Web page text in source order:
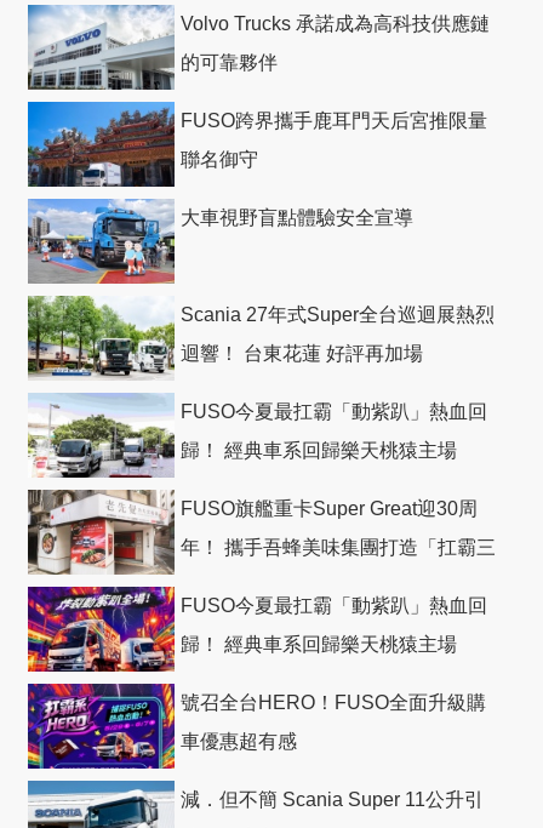
Volvo Trucks 承諾成為高科技供應鏈
的可靠夥伴
FUSO跨界攜手鹿耳門天后宮推限量
聯名御守
大車視野盲點體驗安全宣導
Scania 27年式Super全台巡迴展熱烈
迴響！ 台東花蓮 好評再加場
FUSO今夏最扛霸「動紫趴」熱血回
歸！ 經典車系回歸樂天桃猿主場
FUSO旗艦重卡Super Great迎30周
年！ 攜手吾蜂美味集團打造「扛霸三
FUSO今夏最扛霸「動紫趴」熱血回
歸！ 經典車系回歸樂天桃猿主場
號召全台HERO！FUSO全面升級購
車優惠超有感
減．但不簡 Scania Super 11公升引